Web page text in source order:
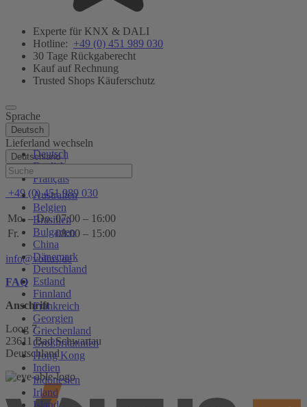
Experte für KNX & DALI
Hotline: +49 (0) 451 989 030
30 Tage Rückgaberecht
Kauf auf Rechnung
Trusted Shops Käuferschutz
Sprache
Deutsch
Deutsch
English
Français
Lieferland wechseln
Deutschland
Australien
Belgien
Brasilien
Bulgarien
China
Dänemark
Deutschland
Estland
Finnland
Frankreich
Georgien
Griechenland
Großbritannien
Hong Kong
Indien
Indonesien
Irland
Island
Hilfe
+49 (0) 451 989 030
Mo. – Do. 07:00 – 16:00
Fr.
08:00 – 15:00
info@voltus.de
FAQ
Anschrift
Loog 7
23611 Bad Schwartau
Deutschland